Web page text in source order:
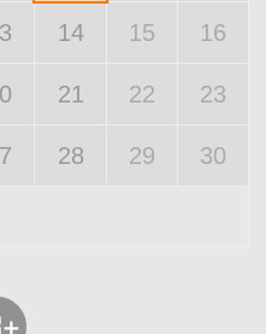
14 15 16
21 22 23
28 29 30